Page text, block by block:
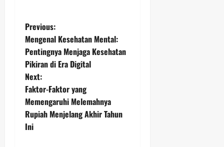
P
o
s
t
n
a
Previous:
Mengenal Kesehatan Mental:
Pentingnya Menjaga Kesehatan
Pikiran di Era Digital
Next:
Faktor-Faktor yang
Memengaruhi Melemahnya
Rupiah Menjelang Akhir Tahun
Ini